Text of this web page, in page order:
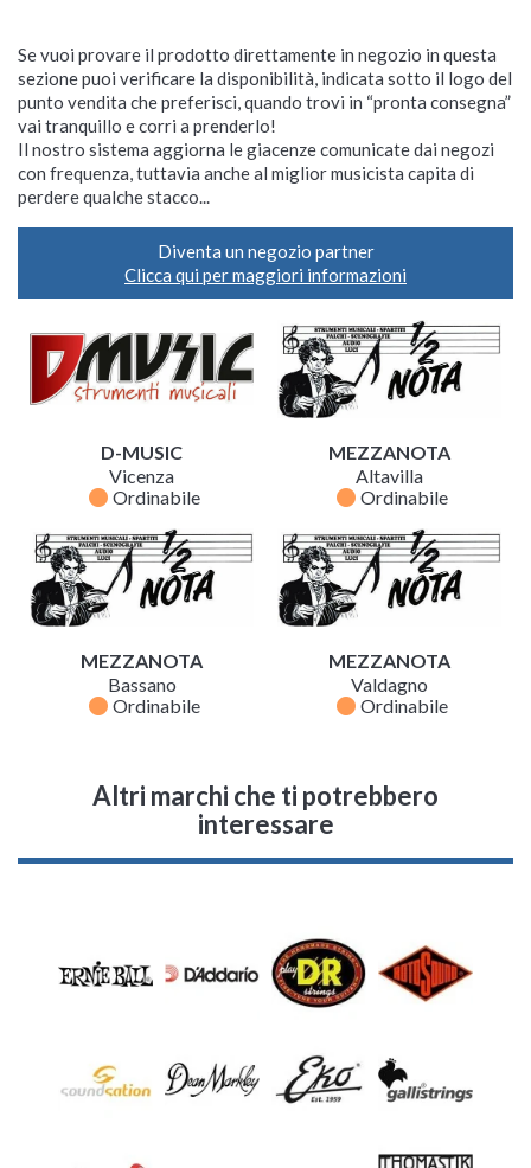
Se vuoi provare il prodotto direttamente in negozio in questa
sezione puoi verificare la disponibilità, indicata sotto il logo del
punto vendita che preferisci, quando trovi in “pronta consegna”
vai tranquillo e corri a prenderlo!
Il nostro sistema aggiorna le giacenze comunicate dai negozi
con frequenza, tuttavia anche al miglior musicista capita di
perdere qualche stacco...
Diventa un negozio partner
Clicca qui per maggiori informazioni
D-MUSIC
Vicenza
fiber_manual_record Ordinabile
MEZZANOTA
Altavilla
fiber_manual_record Ordinabile
MEZZANOTA
Bassano
fiber_manual_record Ordinabile
MEZZANOTA
Valdagno
fiber_manual_record Ordinabile
Altri marchi che ti potrebbero
interessare